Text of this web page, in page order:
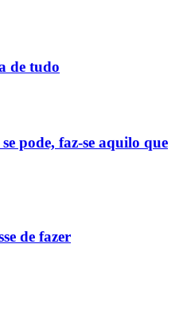
de tudo
pode, faz-se aquilo que
de fazer